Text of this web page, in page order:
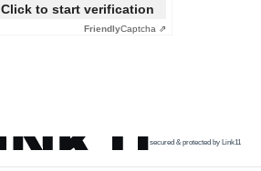
Click to start verification
FriendlyCaptcha ⇗
secured & protected by Link11